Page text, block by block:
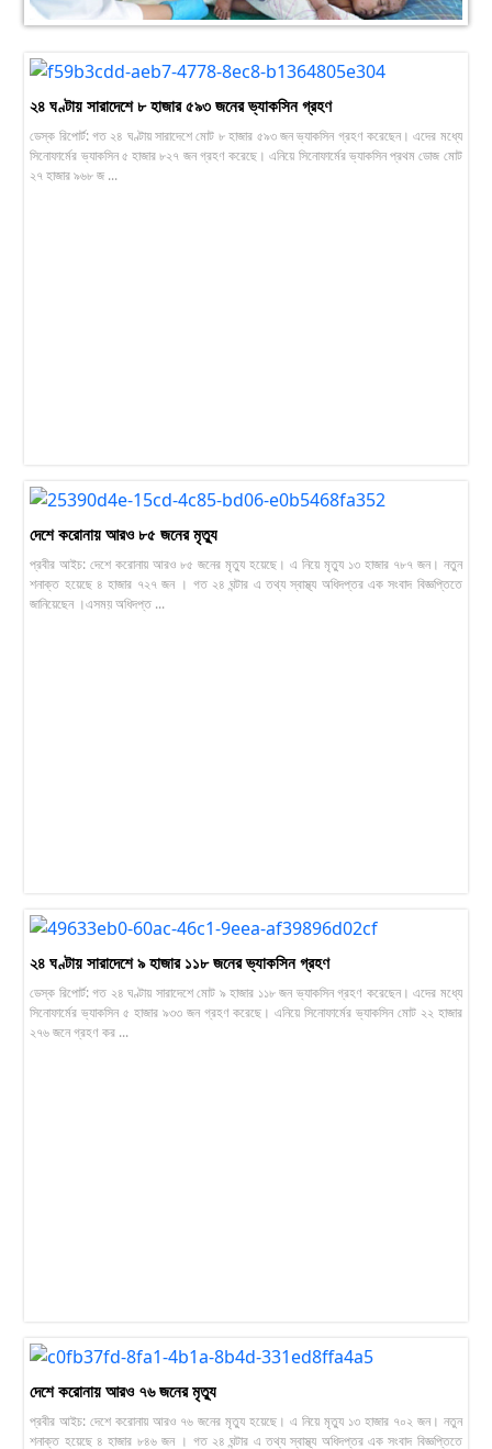
২৪ ঘণ্টায় সারাদেশে ৮ হাজার ৫৯৩ জনের ভ্যাকসিন গ্রহণ
ডেস্ক রিপোর্ট: গত ২৪ ঘণ্টায় সারাদেশে মোট ৮ হাজার ৫৯৩ জন ভ্যাকসিন গ্রহণ করেছেন। এদের মধ্যে
সিনোফার্মের ভ্যাকসিন ৫ হাজার ৮২৭ জন গ্রহণ করেছে। এনিয়ে সিনোফার্মের ভ্যাকসিন প্রথম ডোজ মোট
২৭ হাজার ৯৬৮ জ ...
দেশে করোনায় আরও ৮৫ জনের মৃত্যু
প্রবীর আইচ: দেশে করোনায় আরও ৮৫ জনের মৃত্যু হয়েছে। এ নিয়ে মৃত্যু ১৩ হাজার ৭৮৭ জন। নতুন
শনাক্ত হয়েছে ৪ হাজার ৭২৭ জন । গত ২৪ ঘন্টার এ তথ্য স্বাস্থ্য অধিদপ্তর এক সংবাদ বিজ্ঞপ্তিতে
জানিয়েছেন ।এসময় অধিদপ্ত ...
২৪ ঘণ্টায় সারাদেশে ৯ হাজার ১১৮ জনের ভ্যাকসিন গ্রহণ
ডেস্ক রিপোর্ট: গত ২৪ ঘণ্টায় সারাদেশে মোট ৯ হাজার ১১৮ জন ভ্যাকসিন গ্রহণ করেছেন। এদের মধ্যে
সিনোফার্মের ভ্যাকসিন ৫ হাজার ৯৩৩ জন গ্রহণ করেছে। এনিয়ে সিনোফার্মের ভ্যাকসিন মোট ২২ হাজার
২৭৬ জনে গ্রহণ কর ...
দেশে করোনায় আরও ৭৬ জনের মৃত্যু
প্রবীর আইচ: দেশে করোনায় আরও ৭৬ জনের মৃত্যু হয়েছে। এ নিয়ে মৃত্যু ১৩ হাজার ৭০২ জন। নতুন
শনাক্ত হয়েছে ৪ হাজার ৮৪৬ জন । গত ২৪ ঘন্টার এ তথ্য স্বাস্থ্য অধিদপ্তর এক সংবাদ বিজ্ঞপ্তিতে